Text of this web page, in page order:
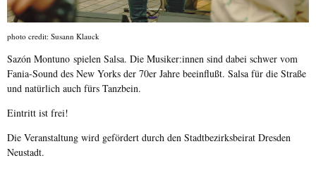
photo credit: Susann Klauck
Sazón Montuno spielen Salsa. Die Musiker:innen sind dabei schwer vom
Fania-Sound des New Yorks der 70er Jahre beeinflußt. Salsa für die Straße
und natürlich auch fürs Tanzbein.
Eintritt ist frei!
Die Veranstaltung wird gefördert durch den Stadtbezirksbeirat Dresden
Neustadt.